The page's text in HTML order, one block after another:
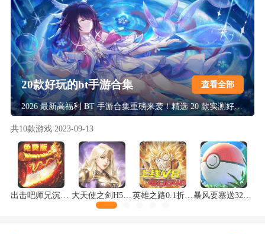
20款好玩的bt手游合集 查看全部
2026 最新高福利 BT 手游合集重磅来袭！精选 20 款实测好玩的爆款佳作，覆盖仙侠、传奇、卡牌、魔幻等热门题材，福利直接拉满！上线即送满 VIP、万元真充与海量资源，0.1 折充值 + 挂机刷充黑科技，高爆率掉神装，零氪也能轻松霸服，多样玩法不重样，解锁极致手游爽玩体验！
共10款游戏 2023-09-13
出击吧师兄沉默神器免费版 大天使之剑H5打金版